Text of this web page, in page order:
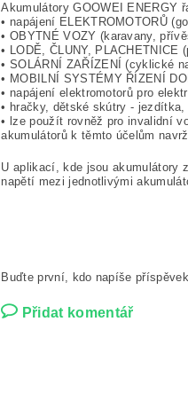
Akumulátory GOOWEI ENERGY
• napájení ELEKTROMOTORŮ
• OBYTNÉ VOZY (karavany,
• LODĚ, ČLUNY,
• SOLÁRNÍ ZAŘÍZENÍ (cyklické
• MOBILNÍ SYSTÉMY ŘÍZENÍ
• napájení elektromotorů pro
• hračky, dětské skútry -
• lze použít rovněž pro invalidní
akumulátorů k těmto účelům
U aplikací, kde jsou akumulátory
napětí mezi jednotlivými
Buďte první, kdo napíše
Přidat komentář